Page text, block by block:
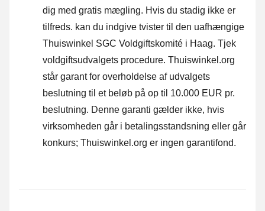
dig med gratis mægling. Hvis du stadig ikke er
tilfreds. kan du indgive tvister til den uafhængige
Thuiswinkel SGC Voldgiftskomité i Haag. Tjek
voldgiftsudvalgets procedure. Thuiswinkel.org
står garant for overholdelse af udvalgets
beslutning til et beløb på op til 10.000 EUR pr.
beslutning. Denne garanti gælder ikke, hvis
virksomheden går i betalingsstandsning eller går
konkurs; Thuiswinkel.org er ingen garantifond.